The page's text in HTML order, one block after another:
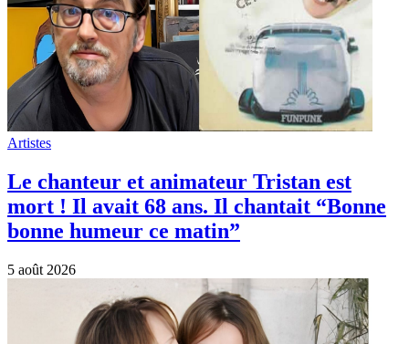
Artistes
Le chanteur et animateur Tristan est
mort ! Il avait 68 ans. Il chantait “Bonne
bonne humeur ce matin”
5 août 2026